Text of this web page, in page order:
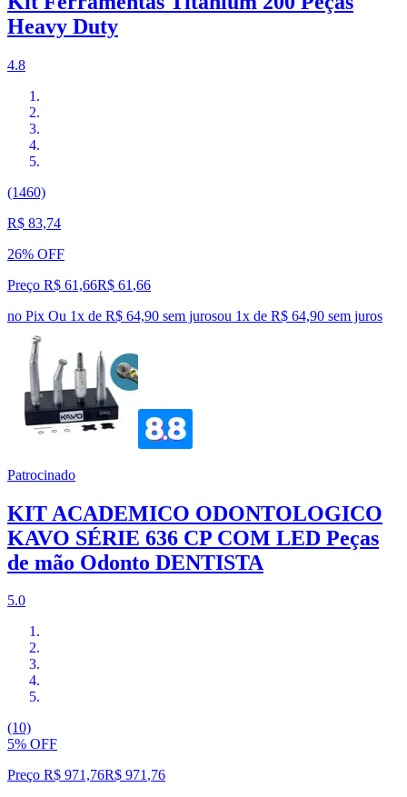
Heavy Duty
4.8
(1460)
R$ 83,74
26% OFF
Preço R$ 61,66R$ 61 ,66
no Pix Ou 1x de R$ 64,90 sem jurosou 1x de R$ 64,90 sem juros
Patrocinado
KIT ACADEMICO ODONTOLOGICO
KAVO SÉRIE 636 CP COM LED Peças
de mão Odonto DENTISTA
5.0
(10)
5% OFF
Preço R$ 971,76R$ 971,76